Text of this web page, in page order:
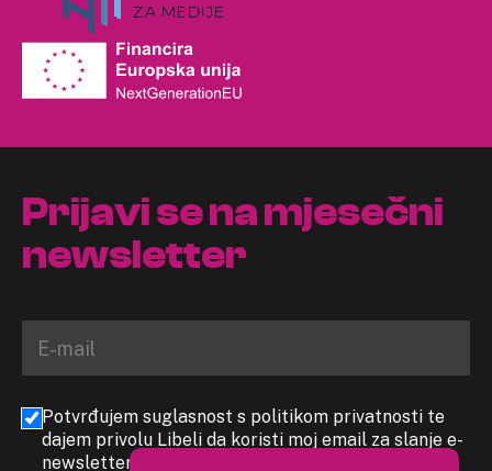
Prijavi se na mjesečni
newsletter
Potvrđujem suglasnost s politikom privatnosti te
dajem privolu Libeli da koristi moj email za slanje e-
newslettera